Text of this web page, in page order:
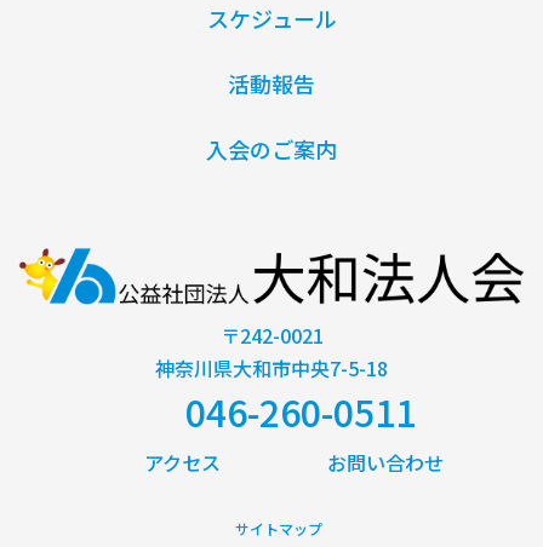
スケジュール
活動報告
入会のご案内
〒242-0021
神奈川県大和市中央7-5-18
046-260-0511
アクセス お問い合わせ
サイトマップ